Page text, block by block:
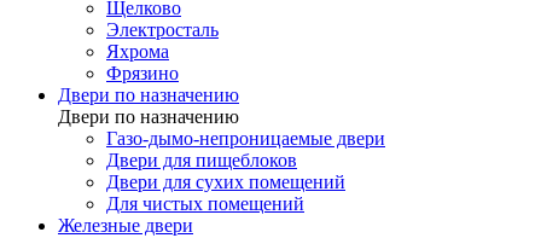
Щелково
Электросталь
Яхрома
Фрязино
Двери по назначению
Двери по назначению
Газо-дымо-непроницаемые двери
Двери для пищеблоков
Двери для сухих помещений
Для чистых помещений
Железные двери